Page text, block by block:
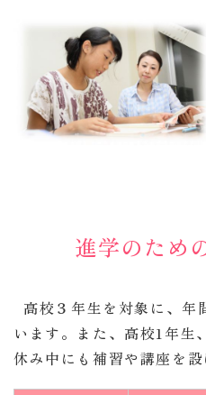
進学のため
高校３年生を対象に、年
います。また、高校1年生
休み中にも補習や講座を設